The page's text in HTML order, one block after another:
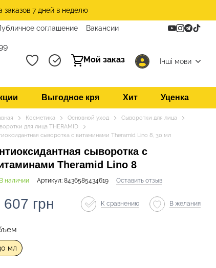
заказов 7 дней в неделю
соглашение
Вакансии
Мой заказ
Інші мови
Выгодное кря Хит Уценка
Косметика Основной уход
Сыворотки для лица
для лица THERAMID
сыворотка с витаминами Theramid Lino 8, 30 мл
сыворотка с
Theramid Lino 8
наличии Артикул: 8436585434619 Оставить отзыв
607 грн К сравнению В желания
мл